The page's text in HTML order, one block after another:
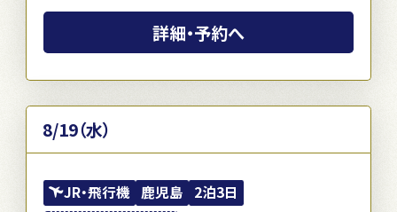
詳細・予約へ
8/19（水）
JR・飛行機 鹿児島
2泊3日